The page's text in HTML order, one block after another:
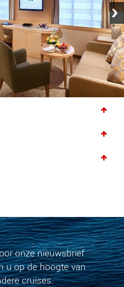
onze nieuwsbrief
u op de hoogte van
cruises.